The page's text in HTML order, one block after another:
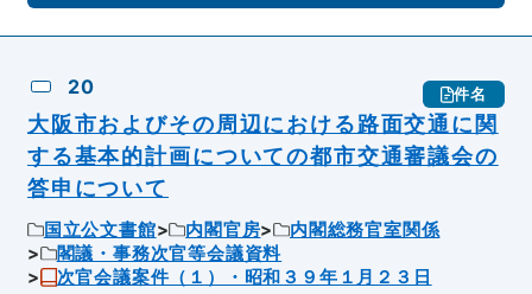
20 件名
大阪市およびその周辺における路面交通に関
する基本的計画についての都市交通審議会の
答申について
国立公文書館 内閣官房
内閣総務官室関係
閣議・事務次官等会議資料
次官会議案件（１）・昭和３９年１月２３日